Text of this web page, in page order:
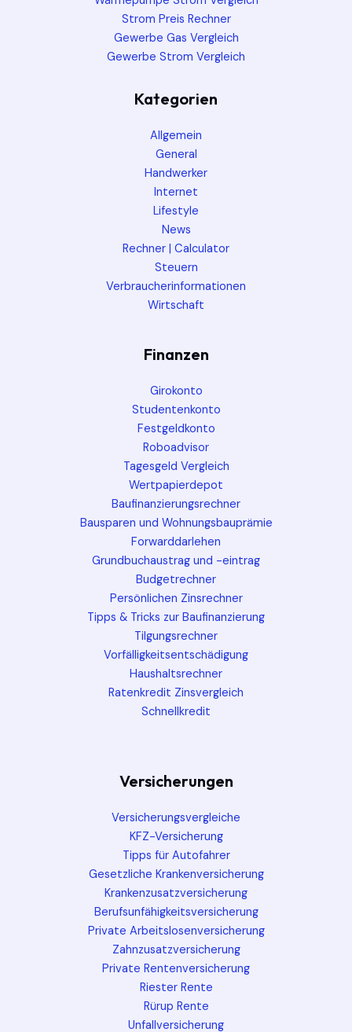
Strom Preis Rechner
Gewerbe Gas Vergleich
Gewerbe Strom Vergleich
Kategorien
Allgemein
General
Handwerker
Internet
Lifestyle
News
Rechner | Calculator
Steuern
Verbraucherinformationen
Wirtschaft
Finanzen
Girokonto
Studentenkonto
Festgeldkonto
Roboadvisor
Tagesgeld Vergleich
Wertpapierdepot
Baufinanzierungsrechner
Bausparen und Wohnungsbauprämie
Forwarddarlehen
Grundbuchaustrag und -eintrag
Budgetrechner
Persönlichen Zinsrechner
Tipps & Tricks zur Baufinanzierung
Tilgungsrechner
Vorfälligkeitsentschädigung
Haushaltsrechner
Ratenkredit Zinsvergleich
Schnellkredit
Versicherungen
Versicherungsvergleiche
KFZ-Versicherung
Tipps für Autofahrer
Gesetzliche Krankenversicherung
Krankenzusatzversicherung
Berufsunfähigkeitsversicherung
Private Arbeitslosenversicherung
Zahnzusatzversicherung
Private Rentenversicherung
Riester Rente
Rürup Rente
Unfallversicherung